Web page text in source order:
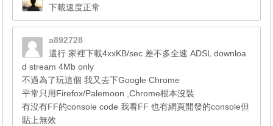
下載速度正常
a892728
還行 家裡下載4xxKB/sec 差不多全速 ADSL downloa
d stream 4Mb only
不過為了玩這個 我又去下Google Chrome
平常只用Firefox/Palemoon ,Chrome根本沒裝
有沒有FF的console code 我看FF 也有網頁開發的console但
貼上無效